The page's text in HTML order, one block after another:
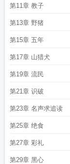
第11章 教子
第13章 野猪
第15章 五年
第17章 山猎犬
第19章 流民
第21章 识破
第23章 名声求追读
第25章 绝食
第27章 彩礼
第29章 黑心